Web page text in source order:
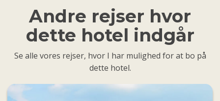
Andre rejser hvor
dette hotel indgår
Se alle vores rejser, hvor I har mulighed for at bo på
dette hotel.